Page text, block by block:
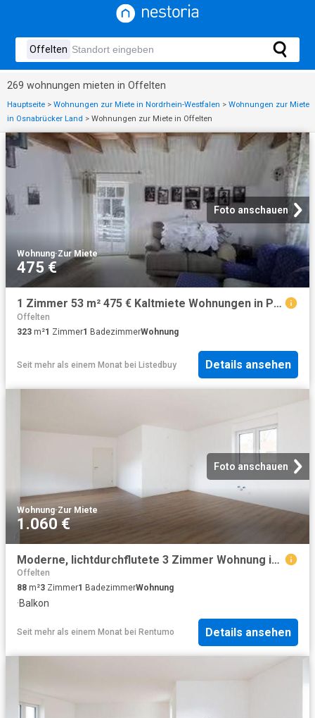
269 wohnungen mieten in Offelten
Hauptseite > Wohnungen zur Miete in Nordrhein-Westfalen > Wohnungen zur Miete
in Osnabrücker Land > Wohnungen zur Miete in Offelten
Foto anschauen
Wohnung·Zur Miete
475 €
1 Zimmer 53 m² 475 € Kaltmiete Wohnungen in Preußisch Old.
Offelten
323 m²1 Zimmer1 BadezimmerWohnung
Seit mehr als einem Monat bei Listedbuy Details ansehen
Foto anschauen
Wohnung·Zur Miete
1.060 €
Moderne, lichtdurchflutete 3 Zimmer Wohnung im Erstbezug in Melle zu vermieten
Offelten
88 m²3 Zimmer1 BadezimmerWohnung
·Balkon
Seit mehr als einem Monat bei Rentumo Details ansehen